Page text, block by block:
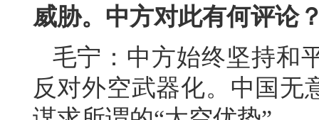
威胁。中方对此有何评论
毛宁：中方始终坚持和
反对外空武器化。中国无